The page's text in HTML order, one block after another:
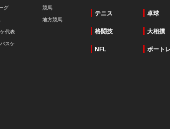
グ
代表
スケ
競馬
地方競馬
テニス 卓球
格闘技 大相撲
NFL ボート